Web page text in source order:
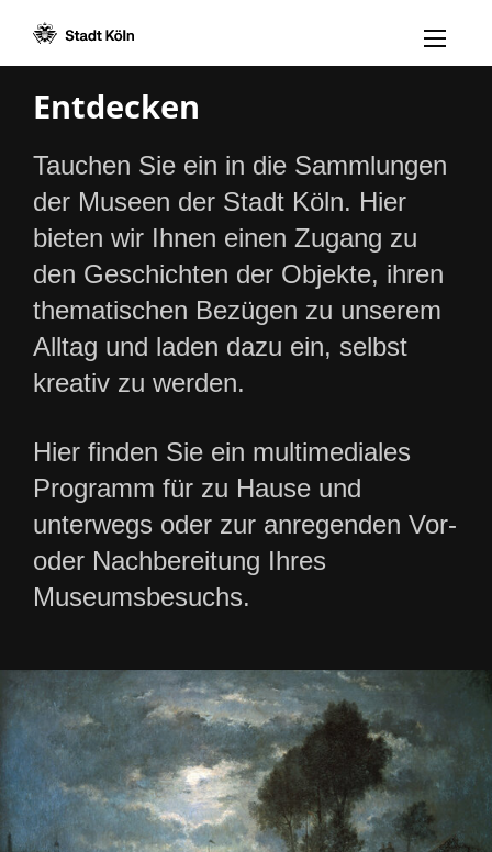
Menü
Entdecken
Tauchen Sie ein in die Sammlungen
der Museen der Stadt Köln. Hier
bieten wir Ihnen einen Zugang zu
den Geschichten der Objekte, ihren
thematischen Bezügen zu unserem
Alltag und laden dazu ein, selbst
kreativ zu werden.
Hier finden Sie ein multimediales
Programm für zu Hause und
unterwegs oder zur anregenden Vor-
oder Nachbereitung Ihres
Museumsbesuchs.